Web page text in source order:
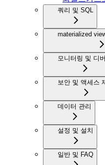
쿼리 및 SQL
materialized
모니터링 및 디
보안 및 액세스
데이터 관리
설정 및 설치
일반 및 FAQ